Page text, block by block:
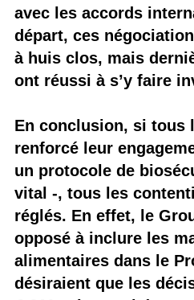
avec les accords
départ, ces
à huis clos, mais
ont réussi à s’y faire
En conclusion, si tous
renforcé leur
un protocole de
vital -, tous les
réglés. En effet, le
opposé à inclure les
alimentaires dans le
désiraient que les